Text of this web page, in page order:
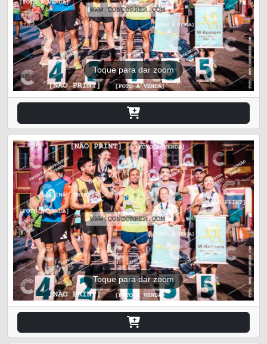
Toque para dar zoom
Toque para dar zoom